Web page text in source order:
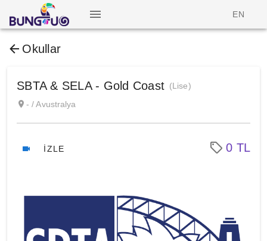
EN
Okullar
SBTA & SELA - Gold Coast (Lise)
- / Avustralya
İZLE 0 TL